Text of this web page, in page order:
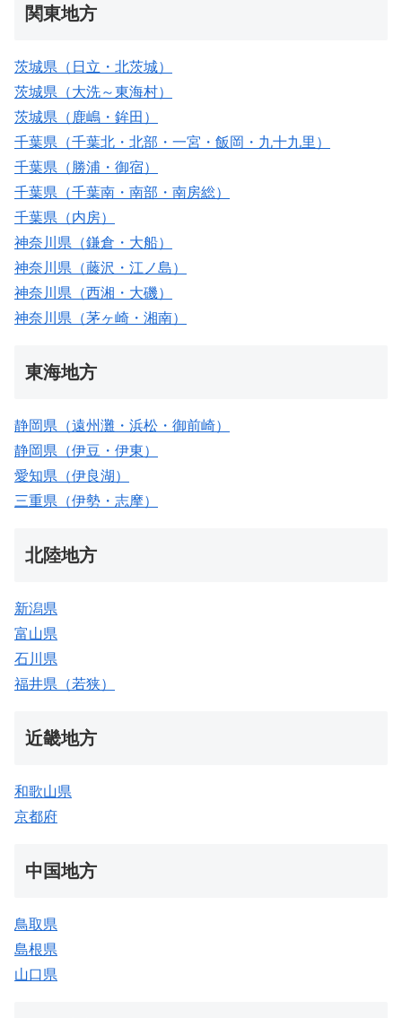
関東地方
茨城県（日立・北茨城）
茨城県（大洗～東海村）
茨城県（鹿嶋・鉾田）
千葉県（千葉北・北部・一宮・飯岡・九十九里）
千葉県（勝浦・御宿）
千葉県（千葉南・南部・南房総）
千葉県（内房）
神奈川県（鎌倉・大船）
神奈川県（藤沢・江ノ島）
神奈川県（西湘・大磯）
神奈川県（茅ヶ崎・湘南）
東海地方
静岡県（遠州灘・浜松・御前崎）
静岡県（伊豆・伊東）
愛知県（伊良湖）
三重県（伊勢・志摩）
北陸地方
新潟県
富山県
石川県
福井県（若狭）
近畿地方
和歌山県
京都府
中国地方
鳥取県
島根県
山口県